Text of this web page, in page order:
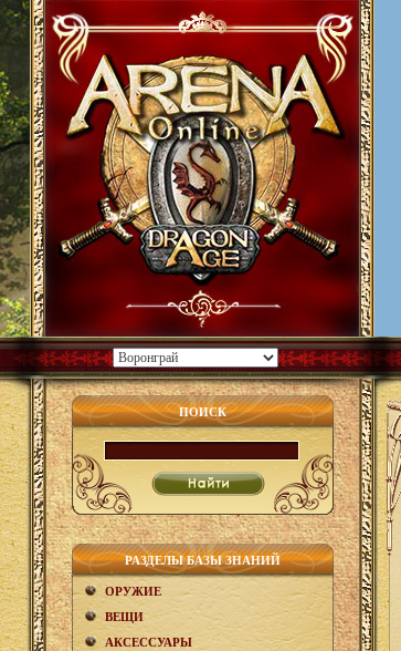
ПОИСК
РАЗДЕЛЫ БАЗЫ ЗНАНИЙ
ОРУЖИЕ
ВЕЩИ
АКCЕСCУАРЫ